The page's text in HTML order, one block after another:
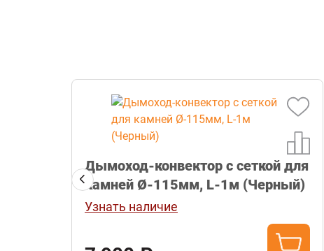
Дымоход-конвектор с сеткой для
камней Ø-115мм, L-1м (Черный)
Узнать наличие